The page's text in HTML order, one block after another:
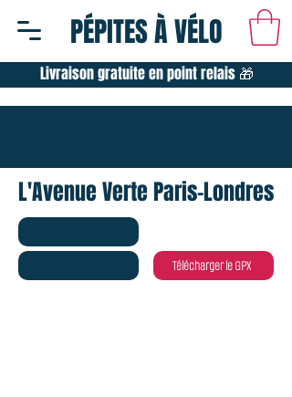
PÉPITES À VÉLO
Livraison gratuite en point relais 🎁
L'Avenue Verte Paris-Londres
Télécharger le GPX